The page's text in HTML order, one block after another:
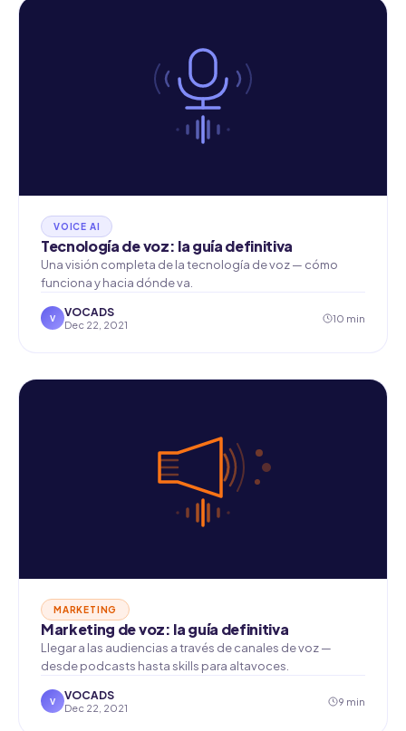
VOICE AI
Tecnología de voz: la guía definitiva
Una visión completa de la tecnología de voz — cómo
funciona y hacia dónde va.
V VOCADS
Dec 22, 2021
10 min
MARKETING
Marketing de voz: la guía definitiva
Llegar a las audiencias a través de canales de voz —
desde podcasts hasta skills para altavoces.
V VOCADS
Dec 22, 2021
9 min